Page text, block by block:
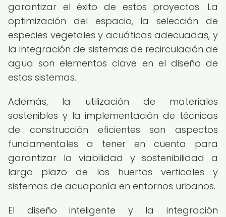
garantizar el éxito de estos proyectos. La
optimización del espacio, la selección de
especies vegetales y acuáticas adecuadas, y
la integración de sistemas de recirculación de
agua son elementos clave en el diseño de
estos sistemas.
Además, la utilización de materiales
sostenibles y la implementación de técnicas
de construcción eficientes son aspectos
fundamentales a tener en cuenta para
garantizar la viabilidad y sostenibilidad a
largo plazo de los huertos verticales y
sistemas de acuaponía en entornos urbanos.
El diseño inteligente y la integración